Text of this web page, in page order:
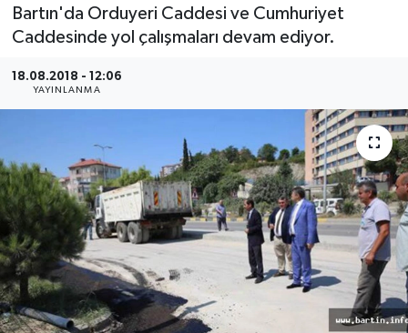
Bartın'da Orduyeri Caddesi ve Cumhuriyet
Caddesinde yol çalışmaları devam ediyor.
18.08.2018 - 12:06
YAYINLANMA
Medya
Sağlık
Sivil Toplum
Siyaset
Spor
Tarım